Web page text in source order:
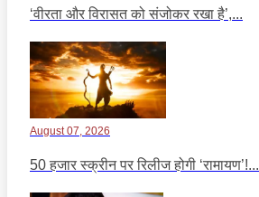
‘वीरता और विरासत को संजोकर रखा है’,...
August 07, 2026
50 हजार स्क्रीन पर रिलीज होगी ‘रामायण’!...